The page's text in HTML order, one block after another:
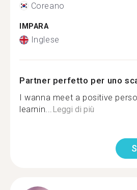
Coreano
IMPARA
Inglese
Partner perfetto per uno
I wanna meet a positive
learnin...Leggi di più